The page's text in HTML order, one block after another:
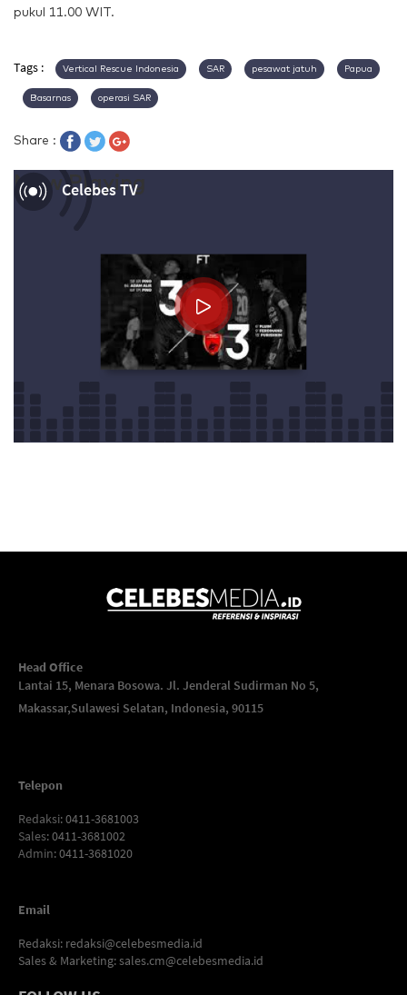
pukul 11.00 WIT.
Tags : Vertical Rescue Indonesia SAR pesawat jatuh Papua
Basarnas operasi SAR
Share :
Celebes TV
Now Playing
Head Office
Lantai 15, Menara Bosowa. Jl. Jenderal Sudirman No 5,
Makassar,Sulawesi Selatan, Indonesia, 90115
Telepon
Redaksi: 0411-3681003
Sales: 0411-3681002
Admin: 0411-3681020
Email
Redaksi: redaksi@celebesmedia.id
Sales & Marketing:sales.cm@celebesmedia.id